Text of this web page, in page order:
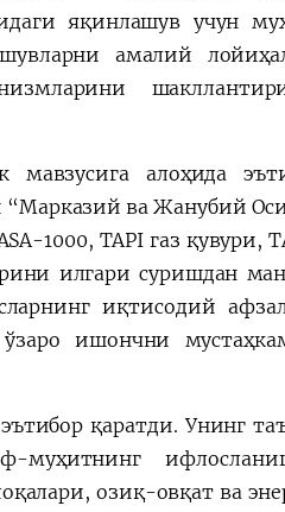
яқинлашув учун
амалий
мавзусига алоҳида
ва Жанубий
1000, TAPI газ қувури,
илгари суришдан
иқтисодий
ўзаро ишончни
қаратди. Унинг
муҳитнинг
озиқ-овқат ва